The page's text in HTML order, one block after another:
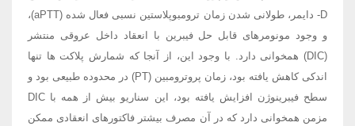
D- دایمر، طولانی شدن زمان ترومبوپلاستین نسبی فعال شده (aPTT)،
و وجود مونومرهای قابل حل فیبرین با انعقاد داخل عروقی منتشر
(DIC) همخوانی دارد. با وجود این، از آنجا که شمارش پلاکت ها تنها
اندکی کاهش یافته بود، زمان پروترومبین (PT) در محدوده طبیعی بود و
سطح فیبرینوژن افزایش یافته بود، این سناریو بیش از همه با DIC
مزمن همخوانی دارد که در آن مصرف بیشتر فاکتورهای انعقادی ممکن